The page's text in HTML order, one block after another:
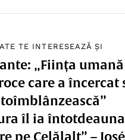
TE INTERESEAZĂ ȘI
„Ființa
care a încercat
îl ia
pe Celălalt” –